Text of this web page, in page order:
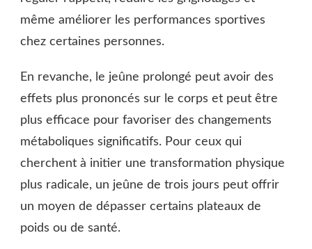
même améliorer les performances sportives
chez certaines personnes.
En revanche, le jeûne prolongé peut avoir des
effets plus prononcés sur le corps et peut être
plus efficace pour favoriser des changements
métaboliques significatifs. Pour ceux qui
cherchent à initier une transformation physique
plus radicale, un jeûne de trois jours peut offrir
un moyen de dépasser certains plateaux de
poids ou de santé.